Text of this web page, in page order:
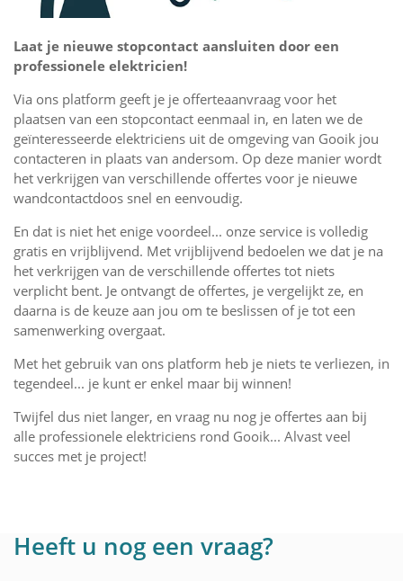
Laat je nieuwe stopcontact aansluiten door een
professionele elektricien!
Via ons platform geeft je je offerteaanvraag voor het
plaatsen van een stopcontact eenmaal in, en laten we de
geïnteresseerde elektriciens uit de omgeving van Gooik jou
contacteren in plaats van andersom. Op deze manier wordt
het verkrijgen van verschillende offertes voor je nieuwe
wandcontactdoos snel en eenvoudig.
En dat is niet het enige voordeel... onze service is volledig
gratis en vrijblijvend. Met vrijblijvend bedoelen we dat je na
het verkrijgen van de verschillende offertes tot niets
verplicht bent. Je ontvangt de offertes, je vergelijkt ze, en
daarna is de keuze aan jou om te beslissen of je tot een
samenwerking overgaat.
Met het gebruik van ons platform heb je niets te verliezen, in
tegendeel... je kunt er enkel maar bij winnen!
Twijfel dus niet langer, en vraag nu nog je offertes aan bij
alle professionele elektriciens rond Gooik... Alvast veel
succes met je project!
Heeft u nog een vraag?